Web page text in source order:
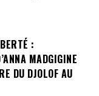
:
MADGIGINE
DU DJOLOF AU